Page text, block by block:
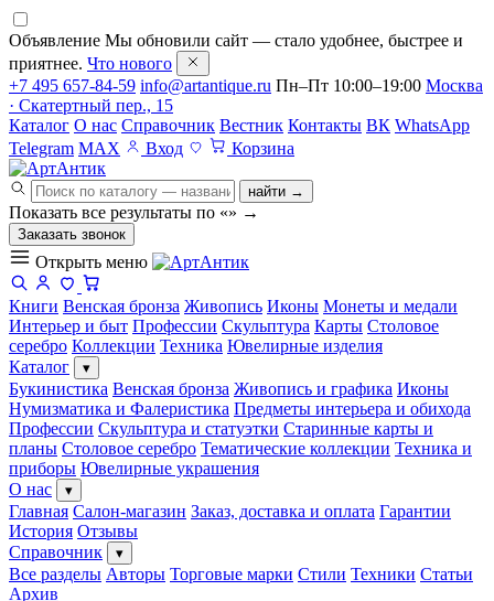
Объявление Мы обновили сайт — стало удобнее, быстрее и
приятнее. Что нового
+7 495 657-84-59 info@artantique.ru Пн–Пт 10:00–19:00 Москва
· Скатертный пер., 15
Каталог О нас Справочник Вестник Контакты ВК WhatsApp
Telegram MAX Вход Корзина
найти →
Показать все результаты по «» →
Заказать звонок
Открыть меню
Книги Венская бронза Живопись Иконы Монеты и медали
Интерьер и быт Профессии Скульптура Карты Столовое
серебро Коллекции Техника Ювелирные изделия
Каталог
▾
Букинистика Венская бронза Живопись и графика Иконы
Нумизматика и Фалеристика Предметы интерьера и обихода
Профессии Скульптура и статуэтки Старинные карты и
планы Столовое серебро Тематические коллекции Техника и
приборы Ювелирные украшения
О нас
▾
Главная Салон-магазин Заказ, доставка и оплата Гарантии
История Отзывы
Справочник
▾
Все разделы Авторы Торговые марки Стили Техники Статьи
Архив